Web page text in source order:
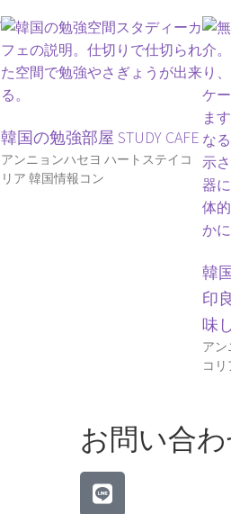
韓国の勉強部屋 STUDY CAFE
アンニョンハセヨ ハートステイコ
リア 韓国情報コン
韓
印
味
アン
コ
お問い合